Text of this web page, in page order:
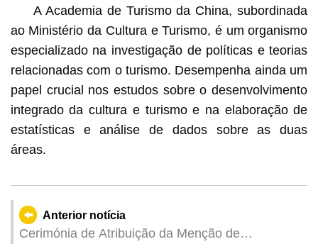
A Academia de Turismo da China, subordinada
ao Ministério da Cultura e Turismo, é um organismo
especializado na investigação de políticas e teorias
relacionadas com o turismo. Desempenha ainda um
papel crucial nos estudos sobre o desenvolvimento
integrado da cultura e turismo e na elaboração de
estatísticas e análise de dados sobre as duas
áreas.
Anterior notícia
Cerimónia de Atribuição da Menção de